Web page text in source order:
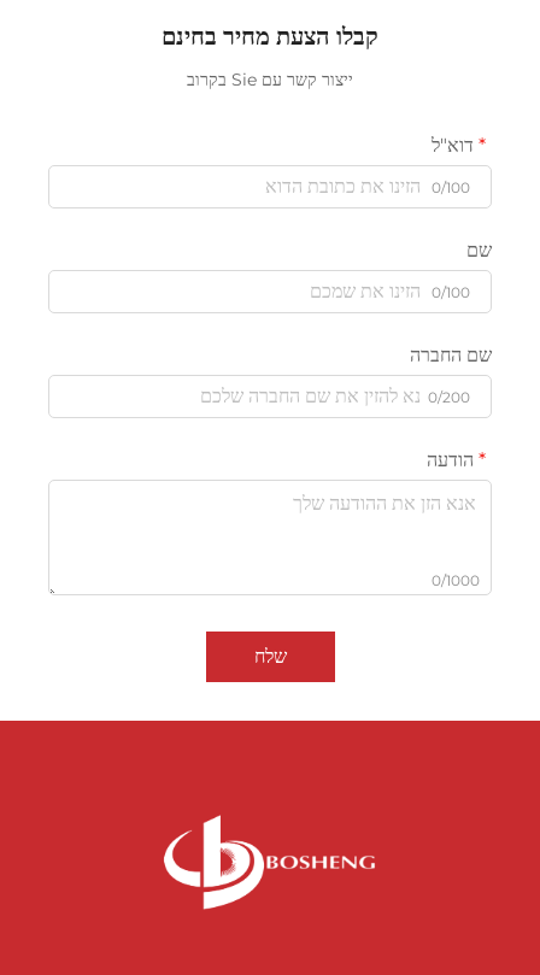
קבלו הצעת מחיר בחינם
ייצור קשר עם Sie בקרוב
דוא"ל
0/100
שם
0/100
שם החברה
0/200
הודעה
0/1000
שלח